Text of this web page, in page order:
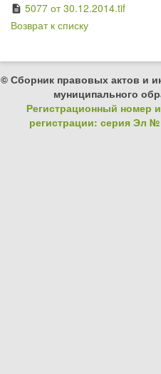
description 5077 от 30.12.2014.tif
Возврат к списку
© Сборник правовых актов и
муниципального
Регистрационный номер
регистрации: серия Эл